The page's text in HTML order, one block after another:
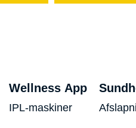
Wellness App
IPL-maskiner